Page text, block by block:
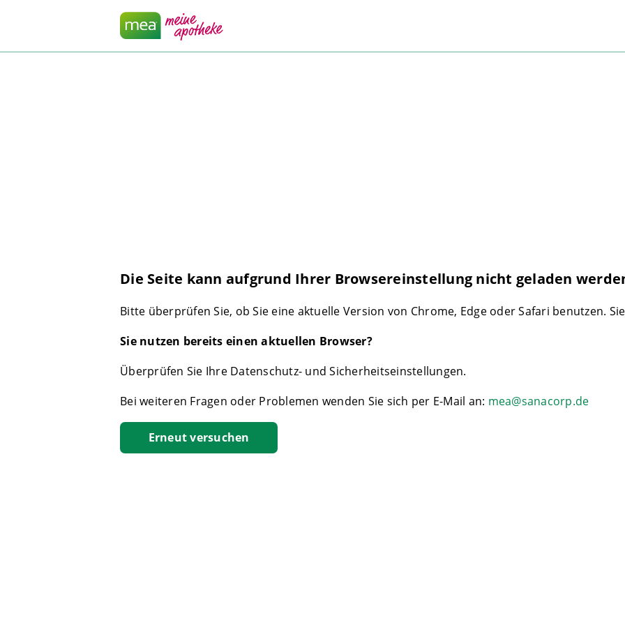
Die Seite kann aufgrund Ihrer Browsereinstellung nicht geladen
Bitte überprüfen Sie, ob Sie eine aktuelle Version von Chrome, Edge oder Safari benutzen.
Sie nutzen bereits einen aktuellen Browser?
Überprüfen Sie Ihre Datenschutz- und Sicherheitseinstellungen.
Bei weiteren Fragen oder Problemen wenden Sie sich per E-Mail an: mea@sanacorp.de
Erneut versuchen